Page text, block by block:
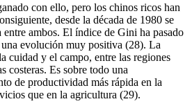
con ello, pero los chinos ricos han
desde la década de 1980 se
entre ambos. El índice de Gini ha pasado
evolución muy positiva (28). La
cuidad y el campo, entre las regiones
costeras. Es sobre todo una
de productividad más rápida en la
que en la agricultura (29).